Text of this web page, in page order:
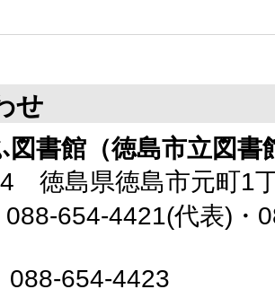
せ
図書館（徳島市立図書
徳島県徳島市元町1
088-654-4421(代表)・
088-654-4423